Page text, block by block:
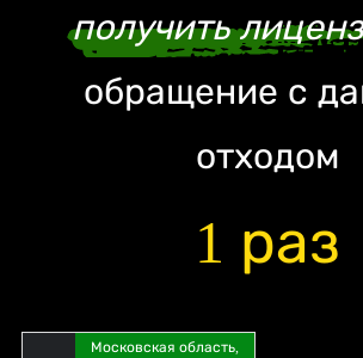
получить
обращение с
отходом
1 раз
Московская область,